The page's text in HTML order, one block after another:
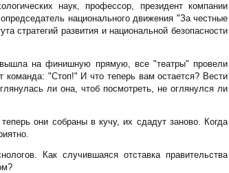
наук, профессор, президент компании
национального движения "За честные
развития и национальной безопасности
вышла на финишную прямую, все "театры" провели
команда: "Стоп!" И что теперь вам остается? Вести
ли она, чтоб посмотреть, не оглянулся ли
они собраны в кучу, их сдадут заново. Когда
Как случившаяся отставка правительства